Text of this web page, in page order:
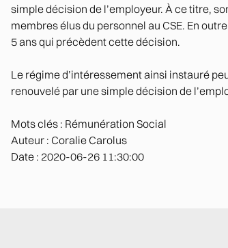
simple décision de l’employeur. À ce titre,
membres élus du personnel au CSE. En
5 ans qui précèdent cette décision.
Le régime d’intéressement ainsi instauré
renouvelé par une simple décision de
Mots clés : Rémunération Social
Auteur : Coralie Carolus
Date : 2020-06-26 11:30:00